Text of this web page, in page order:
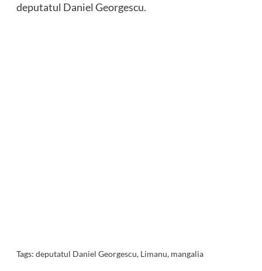
deputatul Daniel Georgescu.
Tags: deputatul Daniel Georgescu, Limanu, mangalia